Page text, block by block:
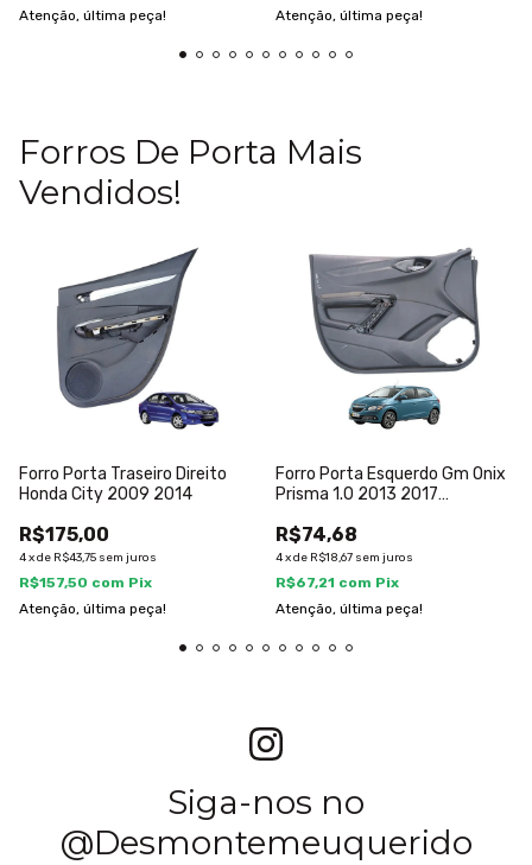
Atenção, última peça!
Atenção, última peça!
Forros De Porta Mais
Vendidos!
Forro Porta Traseiro Direito
Honda City 2009 2014
R$175,00
4xde R$43,75 sem juros
R$157,50 com Pix
Atenção, última peça!
Forro Porta Esquerdo Gm Onix
Prisma 1.0 2013 2017
R$74,68
4xde R$18,67 sem juros
R$67,21 com Pix
Atenção, última peça!
Siga-nos no
@Desmontemeuquerido